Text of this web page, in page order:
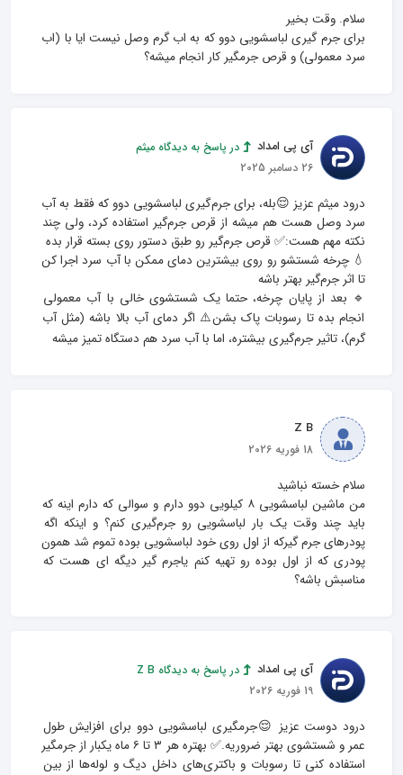
برای جرم گیری لباسشویی دوو که به اب گرم وصل نیست ایا با (اب
سرد معمولی) و قرص جرمگیر کار انجام میشه؟
آی پی امداد
در پاسخ به دیدگاه میثم
26 دسامبر 2025
درود میثم عزیز 😌بله، برای جرم‌گیری لباسشویی دوو که فقط به آب
سرد وصل هست هم میشه از قرص جرم‌گیر استفاده کرد، ولی چند
💧 چرخه شستشو رو روی بیشترین دمای ممکن با آب سرد اجرا کن
🔹 بعد از پایان چرخه، حتما یک شستشوی خالی با آب معمولی
انجام بده تا رسوبات پاک بشن⚠️ اگر دمای آب بالا باشه (مثل آب
گرم)، تاثیر جرم‌گیری بیشتره، اما با آب سرد هم دستگاه تمیز میشه
Z B
18 فوریه 2026
من ماشین لباسشویی ۸ کیلویی دوو دارم و سوالی که دارم اینه که
باید چند وقت یک بار لباسشویی رو جرم‌گیری کنم؟ و اینکه اگه
پودرهای جرم گیرکه از اول روی خود لباسشویی بوده تموم شد همون
پودری که از اول بوده رو تهیه کنم یاجرم گیر دیگه ای هست که
مناسبش باشه؟
آی پی امداد
در پاسخ به دیدگاه Z B
19 فوریه 2026
درود دوست عزیز 😌جرمگیری لباسشویی دوو برای افزایش طول
عمر و شستشوی بهتر ضروریه.✅ بهتره هر ۳ تا ۶ ماه یکبار از جرمگیر
استفاده کنی تا رسوبات و باکتری‌های داخل دیگ و لوله‌ها از بین